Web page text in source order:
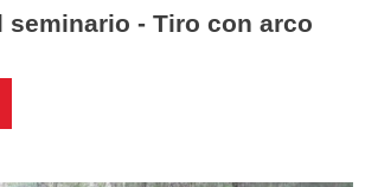
seminario - Tiro con arco